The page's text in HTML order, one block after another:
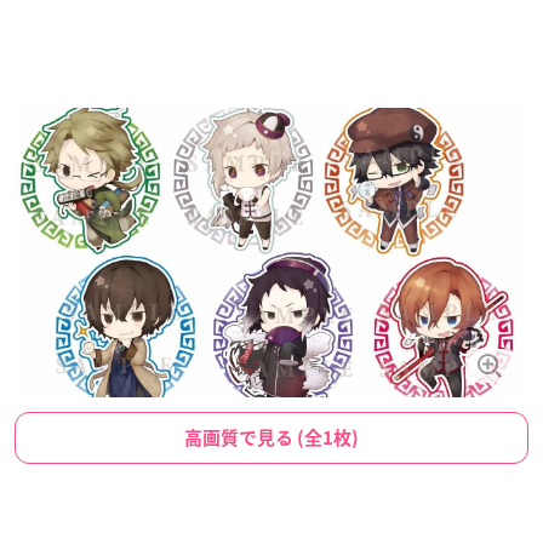
高画質で見る (全1枚)